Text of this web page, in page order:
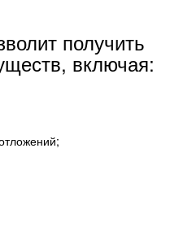
получить
включая: